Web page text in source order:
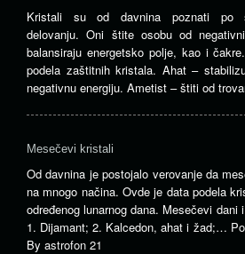
Kristali su od davnina poznati po
delovanju. Oni štite osobu od
balansiraju energetsko polje, kao i
podela zaštitnih kristala. Ahat –
negativnu energiju. Ametist – štiti od
Mesečevi kristali
Od davnina je postojalo verovanje da
na mnogo načina. Ovde je data podela
određenog lunarnog dana. Mesečevi dani
1. Dijamant; 2. Kalcedon, ahat i žad;…
By astrofon 21